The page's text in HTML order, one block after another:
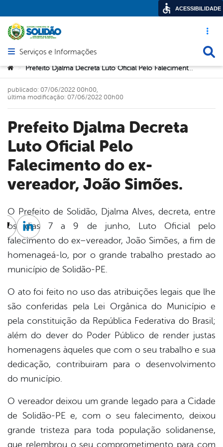
Acesso
Abrir menu principal de navegação
Serviços e Informações
Você está aqui:
> Prefeito Djalma Decreta Luto Oficial Pelo Falecimento do ex-vereador, João Simões.
Prefeito Djalma Decreta
Luto Oficial Pelo
Falecimento do ex-
vereador, João Simões.
publicado: 07/06/2022 00h00,
última modificação: 07/06/2022 00h00
O Prefeito de Solidão, Djalma Alves, decreta, entre
os dias 7 a 9 de junho, Luto Oficial pelo
falecimento do ex–vereador, João Simões, a fim de
homenageá-lo, por o grande trabalho prestado ao
município de Solidão-PE.
O ato foi feito no uso das atribuições legais que lhe
são conferidas pela Lei Orgânica do Município e
pela constituição da República Federativa do Brasil;
além do dever do Poder Público de render justas
homenagens àqueles que com o seu trabalho e sua
dedicação, contribuiram para o desenvolvimento
do município.
O vereador deixou um grande legado para a Cidade
de Solidão-PE e, com o seu falecimento, deixou
grande tristeza para toda população solidanense,
que relembrou o seu comprometimento para com
Twitter
Linkedin
ACESSIBILIDADE